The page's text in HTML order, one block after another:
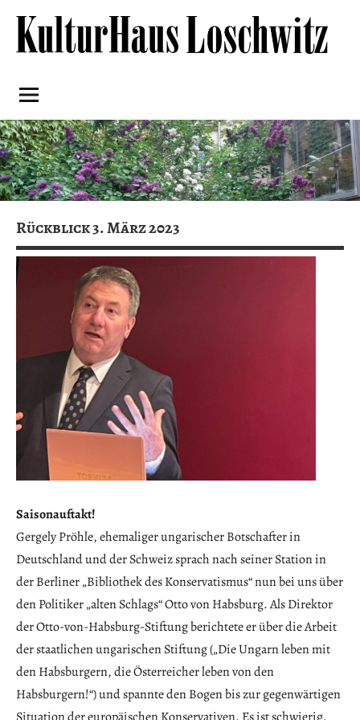
content
Loschwitz
Rückblick 3. März 2023
Saisonauftakt!
Gergely Pröhle, ehemaliger ungarischer Botschafter in
Deutschland und der Schweiz sprach nach seiner Station in
der Berliner „Bibliothek des Konservatismus“ nun bei uns über
den Politiker „alten Schlags“ Otto von Habsburg. Als Direktor
der Otto-von-Habsburg-Stiftung berichtete er über die Arbeit
der staatlichen ungarischen Stiftung („Die Ungarn leben mit
den Habsburgern, die Österreicher leben von den
Habsburgern!“) und spannte den Bogen bis zur gegenwärtigen